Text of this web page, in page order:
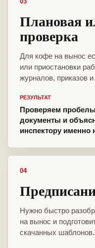
Плановая
проверка
Для кофе на вынос
или приостановки
журналов, приказов и
РЕЗУЛЬТАТ
Проверяем
документы и
инспектору именно
04
Нужно быстро
на вынос и
скачанных шаблонов.